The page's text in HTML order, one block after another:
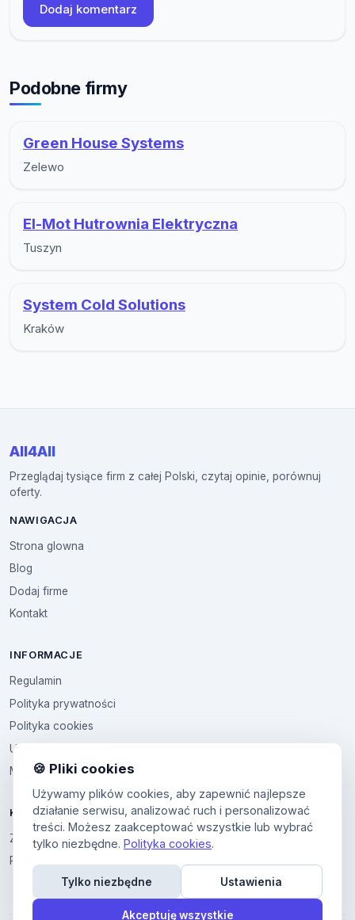
Dodaj komentarz
Podobne firmy
Green House Systems
Zelewo
El-Mot Hutrownia Elektryczna
Tuszyn
System Cold Solutions
Kraków
All4All
Przeglądaj tysiące firm z całej Polski, czytaj opinie, porównuj
oferty.
NAWIGACJA
Strona glowna
Blog
Dodaj firme
Kontakt
INFORMACJE
Regulamin
Polityka prywatności
Polityka cookies
Ustawienia cookies
Multikod
KONTO
Zaloguj sie
Panel uzytkownika
🍪 Pliki cookies
Używamy plików cookies, aby zapewnić najlepsze
działanie serwisu, analizować ruch i personalizować
treści. Możesz zaakceptować wszystkie lub wybrać
tylko niezbędne. Polityka cookies.
Tylko niezbędne Ustawienia
Akceptuję wszystkie